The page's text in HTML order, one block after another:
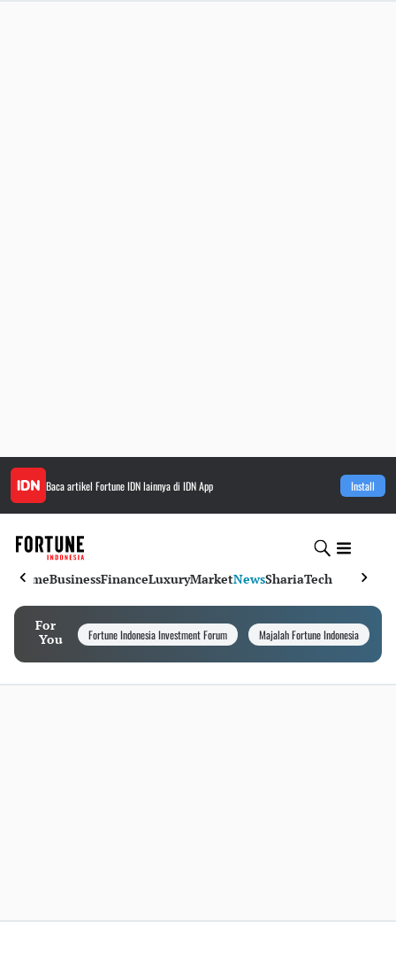
Baca artikel Fortune IDNlainnya di IDN App Install
HomeBusinessFinanceLuxuryMarketNewsShariaTech
For
You
Fortune Indonesia Investment Forum Majalah Fortune Indonesia